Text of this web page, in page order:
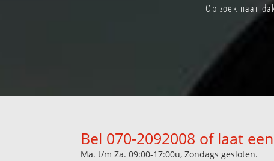
Op zoek naar
Bel 070-2092008 of laat
Ma. t/m Za. 09:00-17:00u, Zondags gesloten.